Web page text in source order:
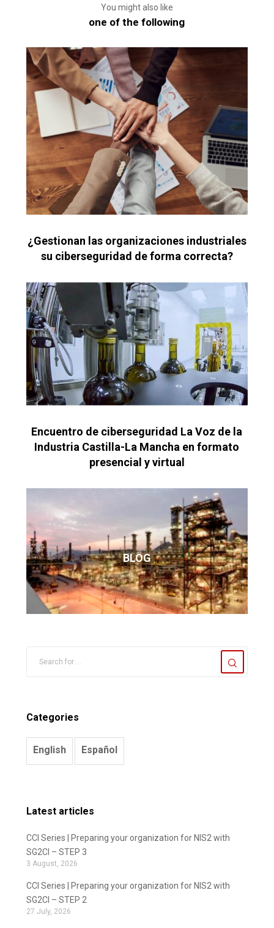
You might also like
one of the following
¿Gestionan las organizaciones industriales
su ciberseguridad de forma correcta?
Encuentro de ciberseguridad La Voz de la
Industria Castilla-La Mancha en formato
presencial y virtual
BLOG
Categories
English Español
Latest articles
CCI Series | Preparing your organization for NIS2 with
SG2CI – STEP 3
3 August, 2026
CCI Series | Preparing your organization for NIS2 with
SG2CI – STEP 2
27 July, 2026